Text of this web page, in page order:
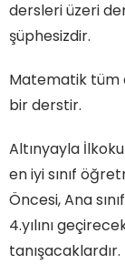
dersleri üzeri
şüphesizdir.
Matematik tüm
bir derstir.
Altınyayla
en iyi sınıf
Öncesi, Ana
4.yılını
tanışacaklardır.